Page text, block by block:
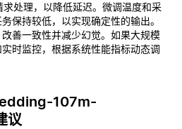
处理，以降低延迟。微调温度和采
保持较低，以实现确定性的输出。
善一致性并减少幻觉。如果大规模
时监控，根据系统性能指标动态调
107m-
议